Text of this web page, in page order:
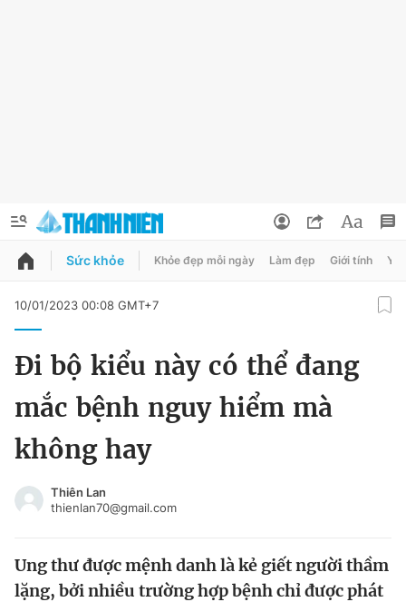
QUẢNG CÁO ĐẶT BÁO
Chuyên mục
Chào ngày mới
Video Magazine
Đổi mật khẩu
Tin đã lưu
Tin đã xem
Đăng xuất
Sức khỏe Khỏe đẹp mỗi ngày Làm đẹp Giới tính Y
10/01/2023 00:08 GMT+7
Đi bộ kiểu này có thể đang
mắc bệnh nguy hiểm mà
không hay
Thiên Lan
thienlan70@gmail.com
Ung thư được mệnh danh là kẻ giết người thầm
lặng, bởi nhiều trường hợp bệnh chỉ được phát